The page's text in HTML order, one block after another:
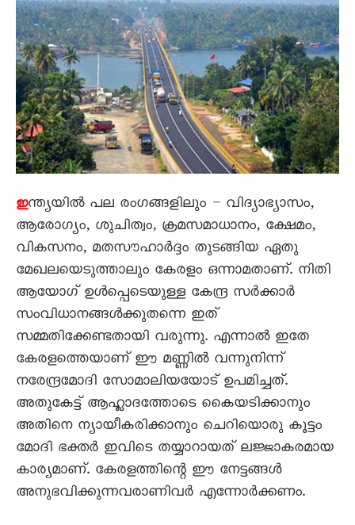
ഇന്ത്യയിൽ പല രംഗങ്ങളിലും – വിദ്യാഭ്യാസം,
ആരോഗ്യം, ശുചിത്വം, ക്രമസമാധാനം, ക്ഷേമം,
വികസനം, മതസൗഹാർദ്ദം തുടങ്ങിയ ഏതു
മേഖലയെടുത്താലും കേരളം ഒന്നാമതാണ്. നിതി
ആയോഗ് ഉൾപ്പെടെയുള്ള കേന്ദ്ര സർക്കാർ
സംവിധാനങ്ങൾക്കുതന്നെ ഇത്
സമ്മതിക്കേണ്ടതായി വരുന്നു. എന്നാൽ ഇതേ
കേരളത്തെയാണ് ഈ മണ്ണിൽ വന്നുനിന്ന്
നരേന്ദ്രമോദി സോമാലിയയോട് ഉപമിച്ചത്.
അതുകേട്ട് ആഹ്ലാദത്തോടെ കെെയടിക്കാനും
അതിനെ ന്യായീകരിക്കാനും ചെറിയൊരു കൂട്ടം
മോദി ഭക്തർ ഇവിടെ തയ്യാറായത് ലജ്ജാകരമായ
കാര്യമാണ്. കേരളത്തിന്റെ ഈ നേട്ടങ്ങൾ
അനുഭവിക്കുന്നവരാണിവർ എന്നോർക്കണം.